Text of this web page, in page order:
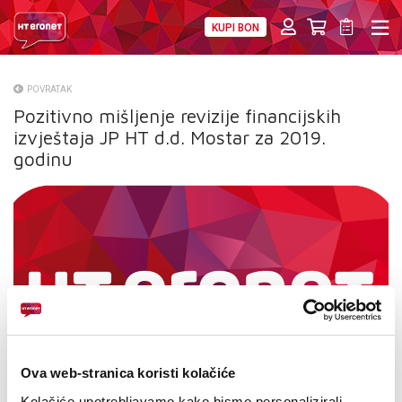
Ova web-stranica koristi kolačiće
KUPI BON
O NAMA
PRESS
NATJEČAJI
VELEPRODAJA
KONTAKTI
E-RAČUN
POVRATAK
Pozitivno mišljenje revizije financijskih
izvještaja JP HT d.d. Mostar za 2019.
godinu